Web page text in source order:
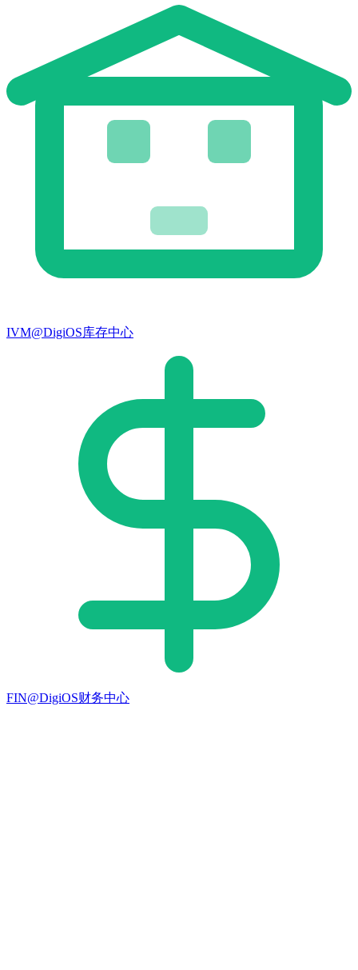
IVM@DigiOS库存中心
FIN@DigiOS财务中心